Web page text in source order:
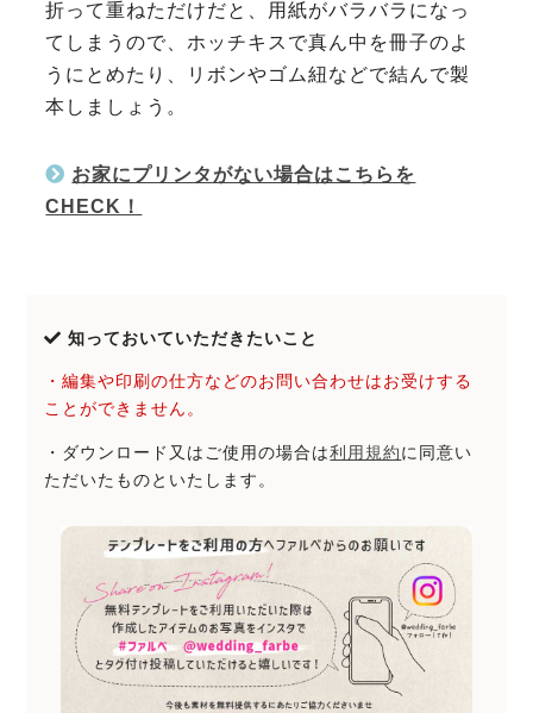
折って重ねただけだと、用紙がバラバラになっ
てしまうので、ホッチキスで真ん中を冊子のよ
うにとめたり、リボンやゴム紐などで結んで製
本しましょう。
お家にプリンタがない場合はこちらを
CHECK！
知っておいていただきたいこと
・編集や印刷の仕方などのお問い合わせはお受けする
ことができません。
・ダウンロード又はご使用の場合は利用規約に同意い
ただいたものといたします。